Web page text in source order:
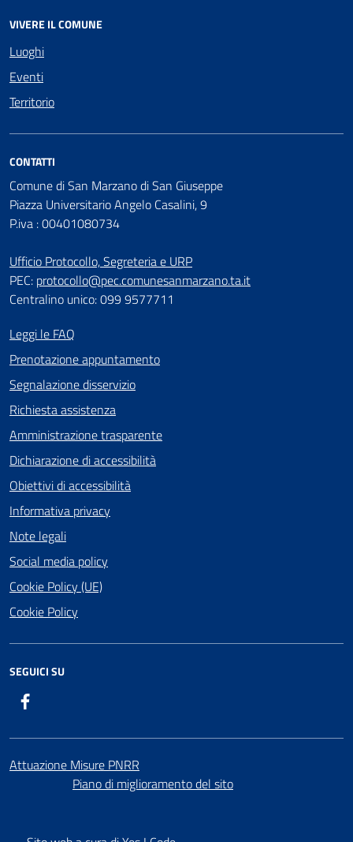
VIVERE IL COMUNE
Luoghi
Eventi
Territorio
CONTATTI
Comune di San Marzano di San Giuseppe
Piazza Universitario Angelo Casalini, 9
P.iva : 00401080734
Ufficio Protocollo, Segreteria e URP
PEC: protocollo@pec.comunesanmarzano.ta.it
Centralino unico: 099 9577711
Leggi le FAQ
Prenotazione appuntamento
Segnalazione disservizio
Richiesta assistenza
Amministrazione trasparente
Dichiarazione di accessibilità
Obiettivi di accessibilità
Informativa privacy
Note legali
Social media policy
Cookie Policy (UE)
Cookie Policy
SEGUICI SU
Attuazione Misure PNRR
Piano di miglioramento del sito